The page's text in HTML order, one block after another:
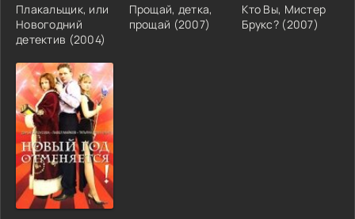
Плакальщик, или
Новогодний
детектив (2004)
Прощай, детка,
прощай (2007)
Кто Вы, Мистер
Брукс? (2007)